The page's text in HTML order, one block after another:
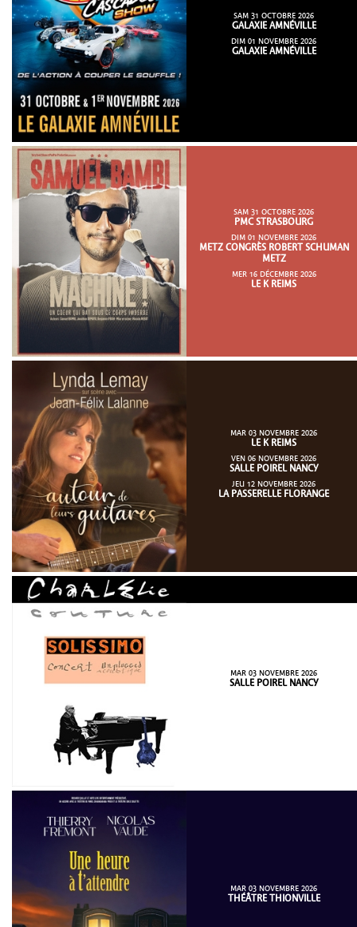
SAM 31 OCTOBRE 2026
GALAXIE AMNÉVILLE
DIM 01 NOVEMBRE 2026
GALAXIE AMNÉVILLE
SAM 31 OCTOBRE 2026
PMC STRASBOURG
DIM 01 NOVEMBRE 2026
METZ CONGRÈS ROBERT SCHUMAN
METZ
MER 16 DÉCEMBRE 2026
LE K REIMS
MAR 03 NOVEMBRE 2026
LE K REIMS
VEN 06 NOVEMBRE 2026
SALLE POIREL NANCY
JEU 12 NOVEMBRE 2026
LA PASSERELLE FLORANGE
MAR 03 NOVEMBRE 2026
SALLE POIREL NANCY
MAR 03 NOVEMBRE 2026
THÉÂTRE THIONVILLE